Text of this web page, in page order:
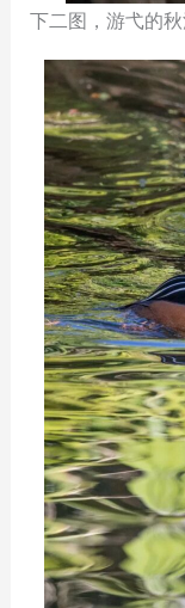
下二图，游弋的